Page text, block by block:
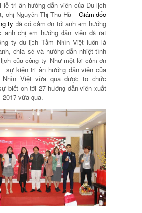
lễ tri ân hướng dẫn viên của Du lịch
chị Nguyễn Thị Thu Hà – Giám đốc
ty đã có cảm ơn tới anh em hướng
anh chị em hướng dẫn viên đã rất
ty du lịch Tầm Nhìn Việt luôn là
chia sẻ và hướng dẫn nhiệt tình
của công ty. Như một lời cảm ơn
sự kiện tri ân hướng dẫn viên của
Nhìn Việt vừa qua được tổ chức
biết ơn tới 27 hướng dẫn viên xuất
2017 vừa qua.